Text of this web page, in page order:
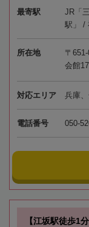
最寄駅
JR「
駅」 /
所在地
〒
会館
対応エリア 兵庫
電話番号 050-
【江坂駅徒歩1